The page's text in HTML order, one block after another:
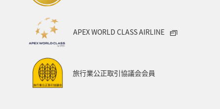
APEX WORLD CLASS AIRLINE
旅行業公正取引協議会会員